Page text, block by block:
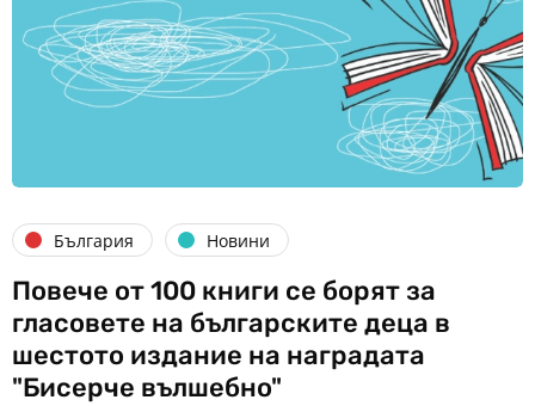
България Новини
Повече от 100 книги се борят за
гласовете на българските деца в
шестото издание на наградата
"Бисерче вълшебно"